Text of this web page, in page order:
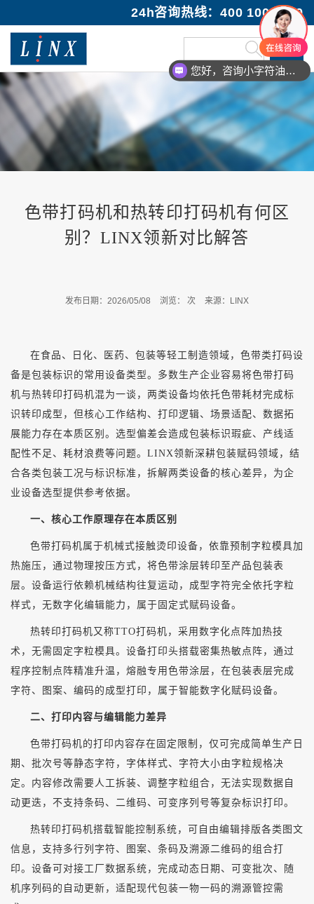
24h咨询热线：400 100 1089
色带打码机和热转印打码机有何区
别？LINX领新对比解答
发布日期：2026/05/08 浏览： 次 来源：LINX
在食品、日化、医药、包装等轻工制造领域，色带类打码设
备是包装标识的常用设备类型。多数生产企业容易将色带打码
机与热转印打码机混为一谈，两类设备均依托色带耗材完成标
识转印成型，但核心工作结构、打印逻辑、场景适配、数据拓
展能力存在本质区别。选型偏差会造成包装标识瑕疵、产线适
配性不足、耗材浪费等问题。 LINX领新深耕包装赋码领域，结
合各类包装工况与标识标准，拆解两类设备的核心差异，为企
业设备选型提供参考依据。
一、核心工作原理存在本质区别
色带打码机属于机械式接触烫印设备，依靠预制字粒模具加
热施压，通过物理按压方式，将色带涂层转印至产品包装表
层。设备运行依赖机械结构往复运动，成型字符完全依托字粒
样式，无数字化编辑能力，属于固定式赋码设备。
热转印打码机又称TTO打码机，采用数字化点阵加热技
术，无需固定字粒模具。设备打印头搭载密集热敏点阵，通过
程序控制点阵精准升温，熔融专用色带涂层，在包装表层完成
字符、图案、编码的成型打印，属于智能数字化赋码设备。
二、打印内容与编辑能力差异
色带打码机的打印内容存在固定限制，仅可完成简单生产日
期、批次号等静态字符，字体样式、字符大小由字粒规格决
定。内容修改需要人工拆装、调整字粒组合，无法实现数据自
动更迭，不支持条码、二维码、可变序列号等复杂标识打印。
热转印打码机搭载智能控制系统，可自由编辑排版各类图文
信息，支持多行列字符、图案、条码及溯源二维码的组合打
印。设备可对接工厂数据系统，完成动态日期、可变批次、随
机序列码的自动更新，适配现代包装一物一码的溯源管控需
您好，咨询小字符油墨喷码机